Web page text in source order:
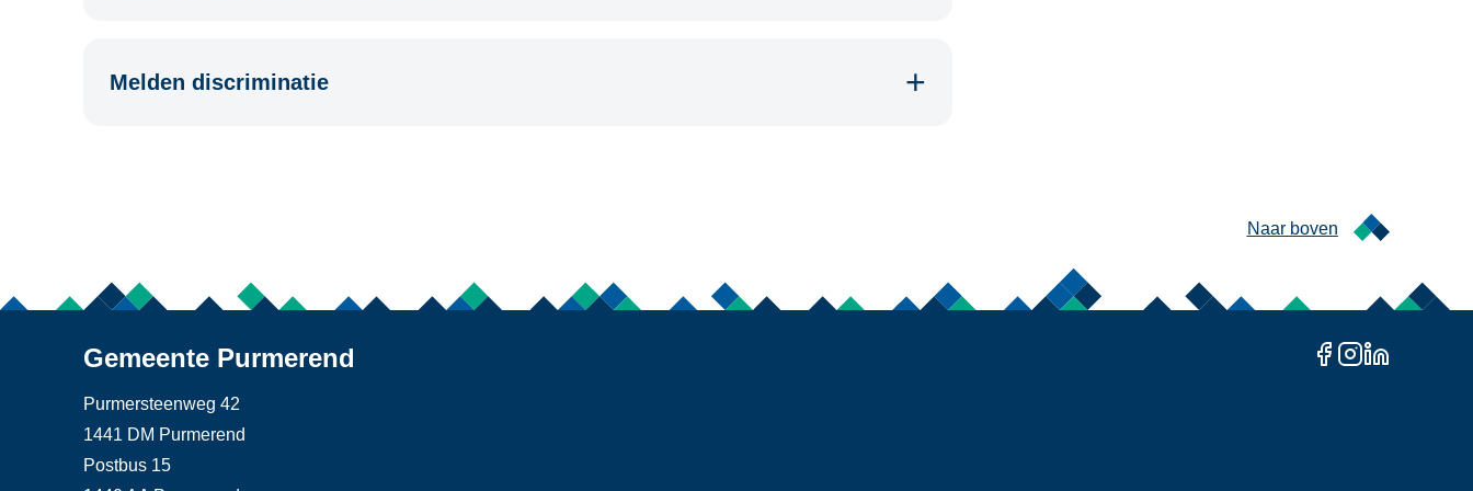
Melden discriminatie
Naar boven
Gemeente Purmerend
Purmersteenweg 42
1441 DM Purmerend
Postbus 15